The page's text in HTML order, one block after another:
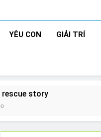
YÊU CON GIẢI TRÍ
rescue story